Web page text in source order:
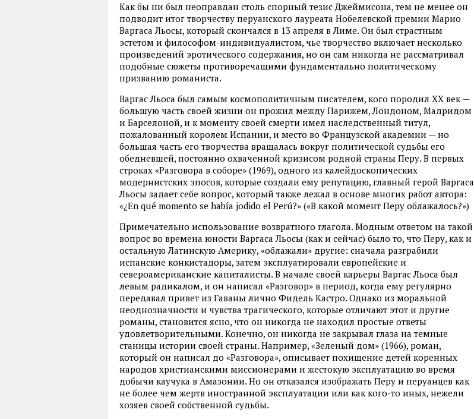
Как бы ни был неоправдан столь спорный тезис Джеймисона, тем не менее он
подводит итог творчеству перуанского лауреата Нобелевской премии Марио
Варгаса Льосы, который скончался в 13 апреля в Лиме. Он был страстным
эстетом и философом-индивидуалистом, чье творчество включает несколько
произведений эротического содержания, но он сам никогда не рассматривал
подобные сюжеты противоречащими фундаментально политическому
призванию романиста.
Варгас Льоса был самым космополитичным писателем, кого породил XX век —
большую часть своей жизни он прожил между Парижем, Лондоном, Мадридом
и Барселоной, и к моменту своей смерти имел наследственный титул,
пожалованный королем Испании, и место во Французской академии — но
большая часть его творчества вращалась вокруг политической судьбы его
обедневшей, постоянно охваченной кризисом родной страны Перу. В первых
строках «Разговора в соборе» (1969), одного из калейдоскопических
модернистских эпосов, которые создали ему репутацию, главный герой Варгаса
Льосы задает себе вопрос, который также лежал в основе многих работ автора:
«¿En qué momento se había jodido el Perú?» («В какой момент Перу облажалось?»)
Примечательно использование возвратного глагола. Модным ответом на такой
вопрос во времена юности Варгаса Льосы (как и сейчас) было то, что Перу, как и
остальную Латинскую Америку, «облажали» другие: сначала разграбили
испанские конкистадоры, затем эксплуатировали европейские и
североамериканские капиталисты. В начале своей карьеры Варгас Льоса был
левым радикалом, и он написал «Разговор» в период, когда ему регулярно
передавал привет из Гаваны лично Фидель Кастро. Однако из моральной
неоднозначности и чувства трагического, которые отличают этот и другие
романы, становится ясно, что он никогда не находил простые ответы
удовлетворительными. Конечно, он никогда не закрывал глаза на темные
станицы истории своей страны. Например, «Зеленый дом» (1966), роман,
который он написал до «Разговора», описывает похищение детей коренных
народов христианскими миссионерами и жестокую эксплуатацию во время
добычи каучука в Амазонии. Но он отказался изображать Перу и перуанцев как
не более чем жертв иностранной эксплуатации или как кого-то иных, нежели
хозяев своей собственной судьбы.